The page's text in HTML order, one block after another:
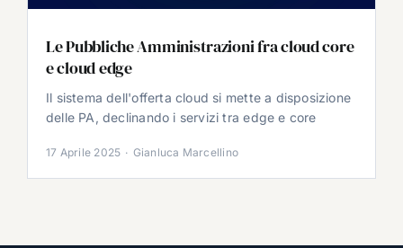
Le Pubbliche Amministrazioni fra cloud core
e cloud edge
Il sistema dell'offerta cloud si mette a disposizione
delle PA, declinando i servizi tra edge e core
17 Aprile 2025 · Gianluca Marcellino